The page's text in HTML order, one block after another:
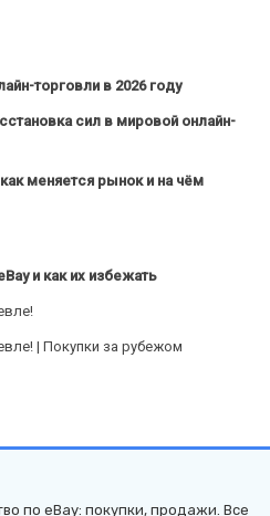
торговли в 2026 году
сил в мировой онлайн-
меняется рынок и на чём
и как их избежать
| Покупки за рубежом
по eBay: покупки, продажи. Все